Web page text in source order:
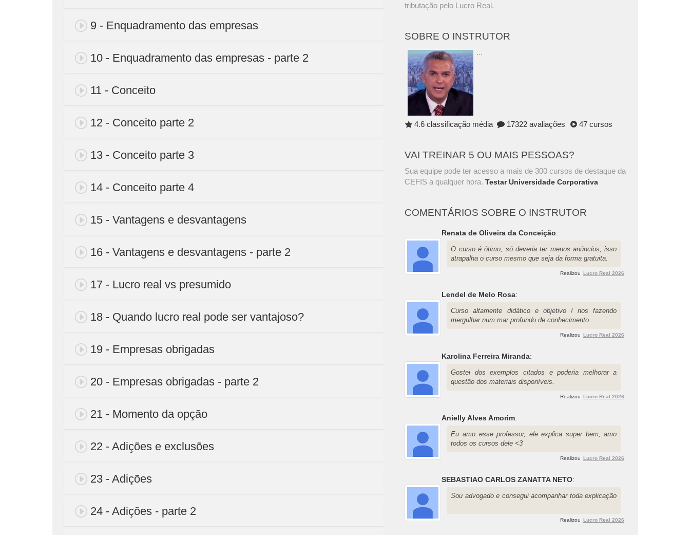
9 - Enquadramento das empresas
10 - Enquadramento das empresas - parte 2
11 - Conceito
12 - Conceito parte 2
13 - Conceito parte 3
14 - Conceito parte 4
15 - Vantagens e desvantagens
16 - Vantagens e desvantagens - parte 2
17 - Lucro real vs presumido
18 - Quando lucro real pode ser vantajoso?
19 - Empresas obrigadas
20 - Empresas obrigadas - parte 2
21 - Momento da opção
22 - Adições e exclusões
23 - Adições
24 - Adições - parte 2
tributação pelo Lucro Real.
SOBRE O INSTRUTOR
...
4.6 classificação média 17322 avaliações 47 cursos
VAI TREINAR 5 OU MAIS PESSOAS?
Sua equipe pode ter acesso a mais de 300 cursos de destaque da
CEFIS a qualquer hora.Testar Universidade Corporativa
COMENTÁRIOS SOBRE O INSTRUTOR
Renata de Oliveira da Conceição:
O curso é ótimo, só deveria ter menos anúncios, isso
atrapalha o curso mesmo que seja da forma gratuita.
Realizou Lucro Real 2026
Lendel de Melo Rosa:
Curso altamente didático e objetivo ! nos fazendo
mergulhar num mar profundo de conhecimento.
Realizou Lucro Real 2026
Karolina Ferreira Miranda:
Gostei dos exemplos citados e poderia melhorar a
questão dos materiais disponíveis.
Realizou Lucro Real 2026
Anielly Alves Amorim:
Eu amo esse professor, ele explica super bem, amo
todos os cursos dele <3
Realizou Lucro Real 2026
SEBASTIAO CARLOS ZANATTA NETO:
Sou advogado e consegui acompanhar toda explicação
Realizou Lucro Real 2026